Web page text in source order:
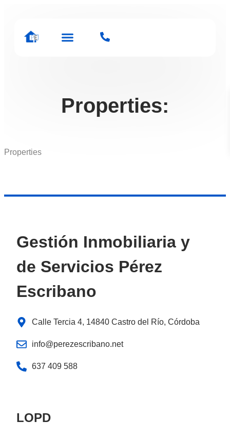
Properties:
Properties
Gestión Inmobiliaria y
de Servicios Pérez
Escribano
Calle Tercia 4, 14840 Castro del Río, Córdoba
info@perezescribano.net
637 409 588
LOPD